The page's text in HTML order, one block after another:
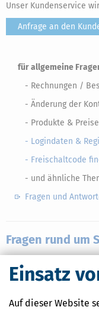
Einsatz
Auf dieser Website
Unser Kundenservice
Anfrage an den
für allgemeine
- Rechnungen /
- Änderung der
- Produkte & Preise
- Logindaten &
- Freischaltcode
- und ähnliche
Fragen und
Fragen rund um
Nutzen Sie bitte unser
Unser Support-Team